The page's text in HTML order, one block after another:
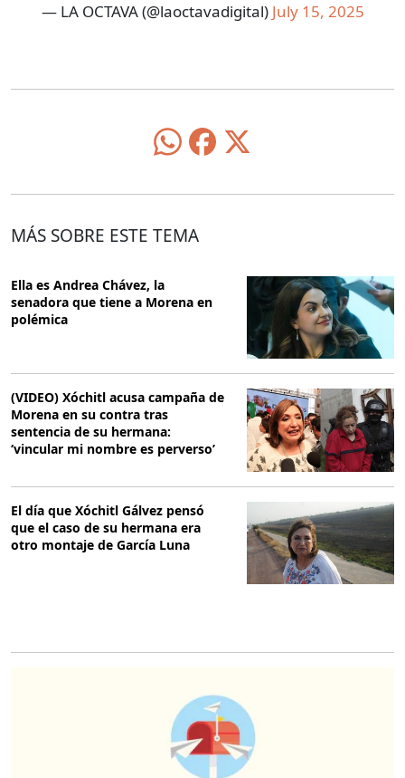
— LA OCTAVA (@laoctavadigital) July 15, 2025
MÁS SOBRE ESTE TEMA
Ella es Andrea Chávez, la
senadora que tiene a Morena en
polémica
(VIDEO) Xóchitl acusa campaña de
Morena en su contra tras
sentencia de su hermana:
‘vincular mi nombre es perverso’
El día que Xóchitl Gálvez pensó
que el caso de su hermana era
otro montaje de García Luna